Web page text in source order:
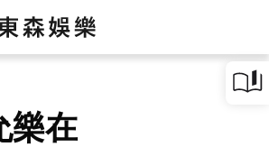
樂在